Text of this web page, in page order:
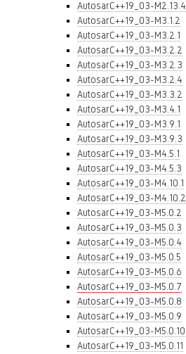
AutosarC++19_03-M2.13.4
AutosarC++19_03-M3.1.2
AutosarC++19_03-M3.2.1
AutosarC++19_03-M3.2.2
AutosarC++19_03-M3.2.3
AutosarC++19_03-M3.2.4
AutosarC++19_03-M3.3.2
AutosarC++19_03-M3.4.1
AutosarC++19_03-M3.9.1
AutosarC++19_03-M3.9.3
AutosarC++19_03-M4.5.1
AutosarC++19_03-M4.5.3
AutosarC++19_03-M4.10.1
AutosarC++19_03-M4.10.2
AutosarC++19_03-M5.0.2
AutosarC++19_03-M5.0.3
AutosarC++19_03-M5.0.4
AutosarC++19_03-M5.0.5
AutosarC++19_03-M5.0.6
AutosarC++19_03-M5.0.7
AutosarC++19_03-M5.0.8
AutosarC++19_03-M5.0.9
AutosarC++19_03-M5.0.10
AutosarC++19_03-M5.0.11